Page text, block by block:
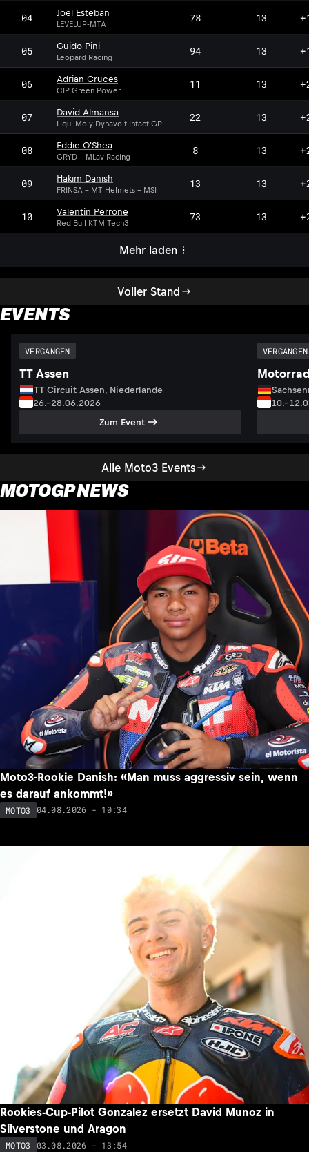
Voller Stand
04 Joel Esteban
LEVELUP-MTA 78 13
05 Guido Pini
Leopard Racing 94 13
06 Adrian Cruces
CIP Green Power 11 13
07 David Almansa
Liqui Moly Dynavolt Intact GP 22 13
08 Eddie O'Shea
GRYD - MLav Racing 8 13
09 Hakim Danish
FRINSA - MT Helmets - MSI 13 13
10 Valentin Perrone
Red Bull KTM Tech3 73 13
Mehr laden
EVENTS
Alle Moto3 Events
VERGANGEN
TT Assen
TT Circuit Assen, Niederlande
26.–28.06.2026
Zum Event
VERGANGEN
MOTOGP NEWS
Moto3-Rookie Danish: «Man muss aggressiv sein, wenn
es darauf ankommt!»
MOTO3 04.08.2026 - 10:34
Rookies-Cup-Pilot Gonzalez ersetzt David Munoz in
Silverstone und Aragon
MOTO3 03.08.2026 - 13:54